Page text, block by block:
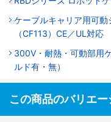
ケーブルキャリア用可
（CF113）CE／UL対応
300V・耐熱・可動部用
ルド有・無）
この商品のバリエ